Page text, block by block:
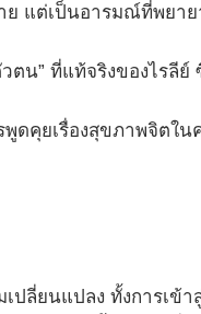
ย แต่เป็นอารมณ์ที่พย
ตน” ที่แท้จริงของไรลี
คุยเรื่องสุขภาพจิตใน
ปลี่ยนแปลง ทั้งการเข้